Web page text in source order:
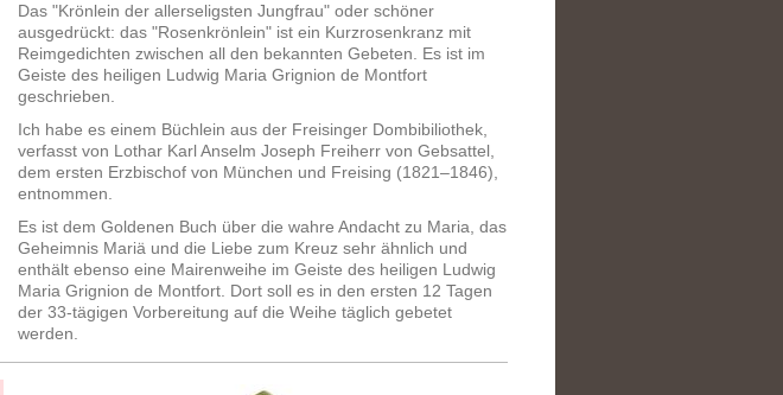
Das "Krönlein der allerseligsten Jungfrau" oder schöner
ausgedrückt: das "Rosenkrönlein" ist ein Kurzrosenkranz mit
Reimgedichten zwischen all den bekannten Gebeten. Es ist im
Geiste des heiligen Ludwig Maria Grignion de Montfort
geschrieben.
Ich habe es einem Büchlein aus der Freisinger Dombibiliothek,
verfasst von Lothar Karl Anselm Joseph Freiherr von Gebsattel,
dem ersten Erzbischof von München und Freising (1821–1846),
entnommen.
Es ist dem Goldenen Buch über die wahre Andacht zu Maria, das
Geheimnis Mariä und die Liebe zum Kreuz sehr ähnlich und
enthält ebenso eine Mairenweihe im Geiste des heiligen Ludwig
Maria Grignion de Montfort. Dort soll es in den ersten 12 Tagen
der 33-tägigen Vorbereitung auf die Weihe täglich gebetet
werden.